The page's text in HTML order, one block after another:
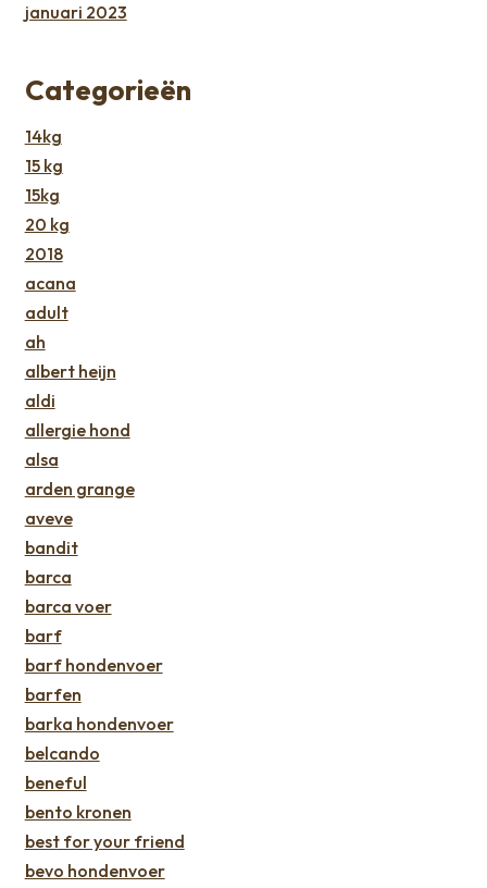
januari 2023
Categorieën
14kg
15 kg
15kg
20 kg
2018
acana
adult
ah
albert heijn
aldi
allergie hond
alsa
arden grange
aveve
bandit
barca
barca voer
barf
barf hondenvoer
barfen
barka hondenvoer
belcando
beneful
bento kronen
best for your friend
bevo hondenvoer